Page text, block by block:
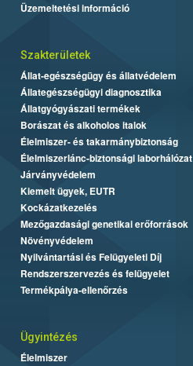
Üzemeltetési információ
Szakterületek
Állat-egészségügy és állatvédelem
Állategészségügyi diagnosztika
Állatgyógyászati termékek
Borászat és alkoholos italok
Élelmiszer- és takarmánybiztonság
Élelmiszerlánc-biztonsági laborhálózat
Járványvédelem
Kiemelt ügyek, EUTR
Kockázatkezelés
Mezőgazdasági genetikai erőforrások
Növényvédelem
Nyilvántartási és Felügyeleti Díj
Rendszerszervezés és felügyelet
Termékpálya-ellenőrzés
Ügyintézés
Élelmiszer